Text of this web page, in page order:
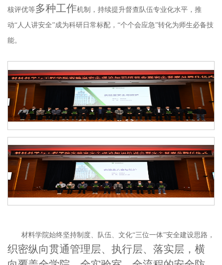
核评优等多种工作机制，持续提升督查队伍专业化水平，推
动“人人讲安全”成为科研日常标配，“个个会应急”转化为师生必备技
能。
材料学院始终坚持制度、队伍、文化“三位一体”安全建设思路，
织密纵向贯通管理层、执行层、落实层，横